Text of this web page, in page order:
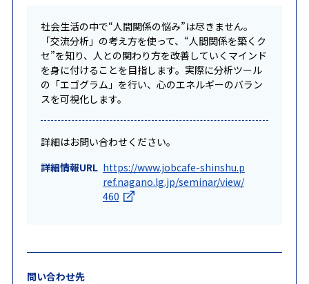
社会生活の中で“人間関係の悩み”は尽きません。
「交流分析」の考え方を使って、“人間関係を築くク
セ”を知り、人との関わり方を改善していくマインド
を身に付けることを目指します。実際に分析ツール
の「エゴグラム」を行い、心のエネルギーのバラン
スを可視化します。
詳細はお問い合わせください。
詳細情報URL https://www.jobcafe-shinshu.p
ref.nagano.lg.jp/seminar/view/
460
問い合わせ先